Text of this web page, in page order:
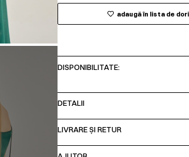
adaugă în lista de
DISPONIBILITATE:
DETALII
LIVRARE ȘI RETUR